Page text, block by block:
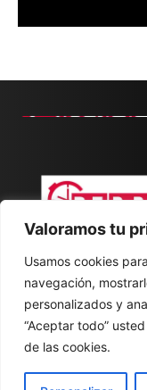
Valoramos tu
Usamos cookies
navegación,
personalizados y
“Aceptar todo”
de las cookies.
CONTACT ABOUT